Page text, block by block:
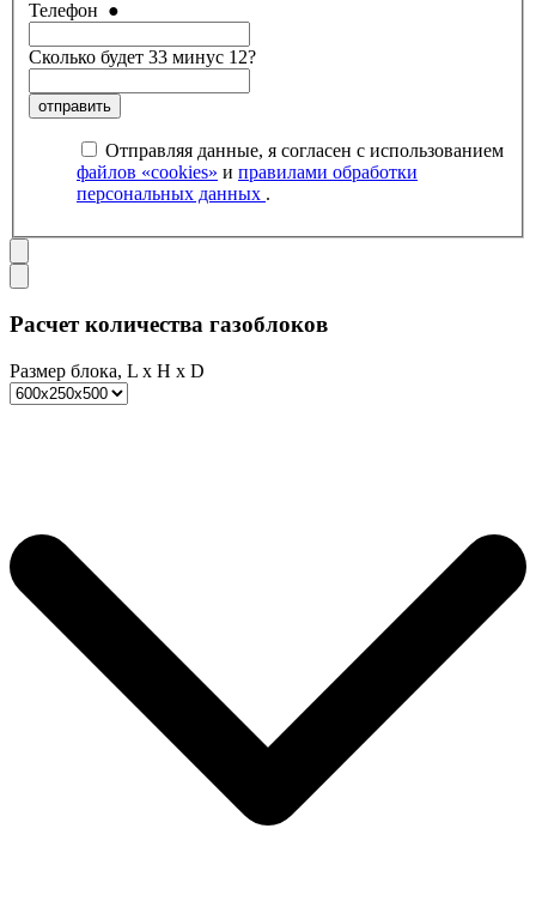
Телефон ●
Сколько будет 33 минус 12?
отправить
Отправляя данные, я согласен с использованием
файлов «cookies» и правилами обработки
персональных данных .
Расчет количества газоблоков
Размер блока, L x H x D